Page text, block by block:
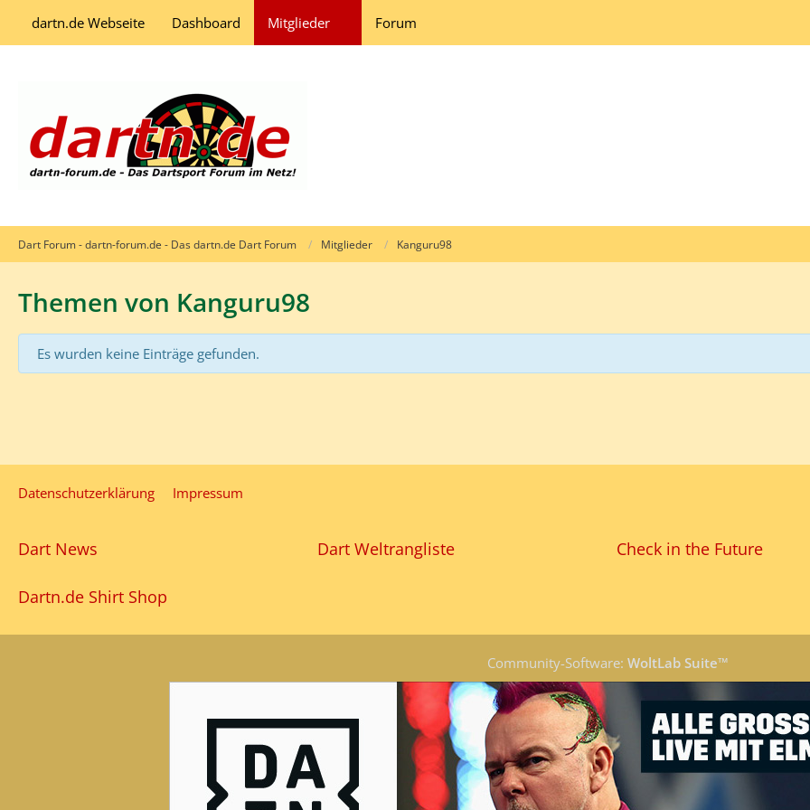
dartn.de Webseite Dashboard Mitglieder Forum
Dart Forum - dartn-forum.de - Das dartn.de Dart Forum Mitglieder Kanguru98
Themen von Kanguru98
Es wurden keine Einträge gefunden.
Datenschutzerklärung Impressum
Dart News Dart Weltrangliste Check in the Future
Dartn.de Shirt Shop
Community-Software: WoltLab Suite™